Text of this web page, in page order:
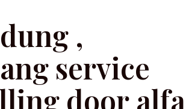
,
service
door alfa